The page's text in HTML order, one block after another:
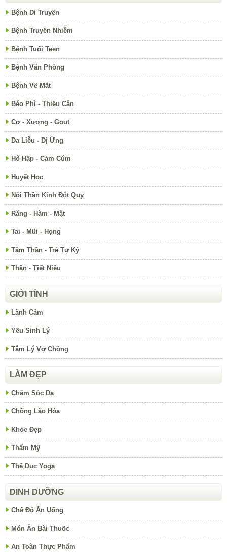
Bệnh Di Truyền
Bệnh Truyền Nhiễm
Bệnh Tuổi Teen
Bệnh Văn Phòng
Bệnh Về Mắt
Béo Phì - Thiếu Cân
Cơ - Xương - Gout
Da Liễu - Dị Ứng
Hô Hấp - Cảm Cúm
Huyết Học
Nội Thần Kinh Đột Quỵ
Răng - Hàm - Mặt
Tai - Mũi - Họng
Tâm Thần - Trẻ Tự Kỷ
Thận - Tiết Niệu
GIỚI TÍNH
Lãnh Cảm
Yếu Sinh Lý
Tâm Lý Vợ Chồng
LÀM ĐẸP
Chăm Sóc Da
Chống Lão Hóa
Khỏe Đẹp
Thẩm Mỹ
Thể Dục Yoga
DINH DƯỠNG
Chế Độ Ăn Uống
Món Ăn Bài Thuốc
An Toàn Thực Phẩm